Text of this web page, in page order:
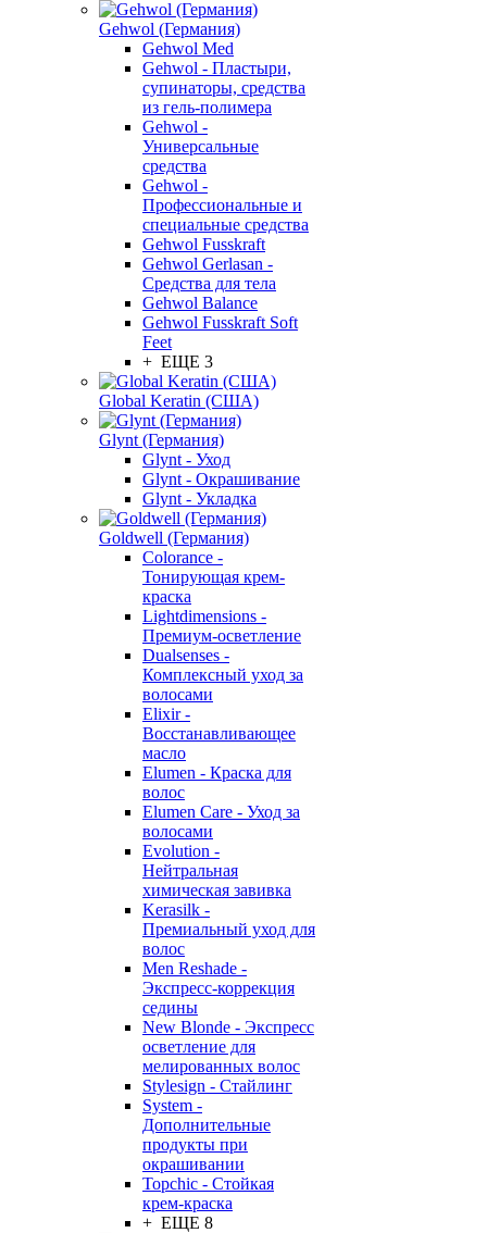
Gehwol (Германия)
Gehwol Med
Gehwol - Пластыри,
супинаторы, средства
из гель-полимера
Gehwol -
Универсальные
средства
Gehwol -
Профессиональные и
специальные средства
Gehwol Fusskraft
Gehwol Gerlasan -
Средства для тела
Gehwol Balance
Gehwol Fusskraft Soft
Feet
+ ЕЩЕ 3
Global Keratin (США)
Glynt (Германия)
Glynt - Уход
Glynt - Окрашивание
Glynt - Укладка
Goldwell (Германия)
Colorance -
Тонирующая крем-
краска
Lightdimensions -
Премиум-осветление
Dualsenses -
Комплексный уход за
волосами
Elixir -
Восстанавливающее
масло
Elumen - Краска для
волос
Elumen Care - Уход за
волосами
Evolution -
Нейтральная
химическая завивка
Kerasilk -
Премиальный уход для
волос
Men Reshade -
Экспресс-коррекция
седины
New Blonde - Экспресс
осветление для
мелированных волос
Stylesign - Стайлинг
System -
Дополнительные
продукты при
окрашивании
Topchic - Стойкая
крем-краска
+ ЕЩЕ 8